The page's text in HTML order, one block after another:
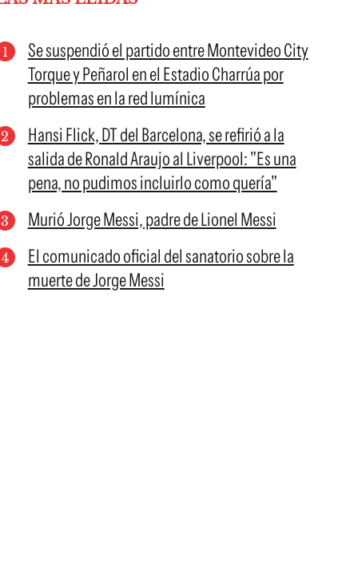
Se suspendió el partido entre Montevideo City
Torque y Peñarol en el Estadio Charrúa por
problemas en la red lumínica
Hansi Flick, DT del Barcelona, se refirió a la
salida de Ronald Araujo al Liverpool: "Es una
pena, no pudimos incluirlo como quería"
Murió Jorge Messi, padre de Lionel Messi
El comunicado oficial del sanatorio sobre la
muerte de Jorge Messi